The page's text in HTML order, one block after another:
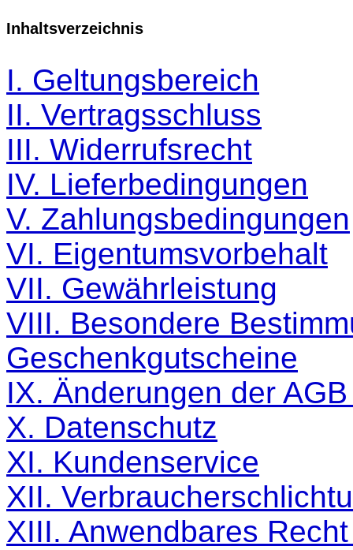
Inhaltsverzeichnis
I. Geltungsbereich
II. Vertragsschluss
III. Widerrufsrecht
IV. Lieferbedingungen
V. Zahlungsbedingungen
VI. Eigentumsvorbehalt
VII. Gewährleistung
VIII. Besondere
Geschenkgutscheine
IX. Änderungen der
X. Datenschutz
XI. Kundenservice
XII.
XIII. Anwendbares